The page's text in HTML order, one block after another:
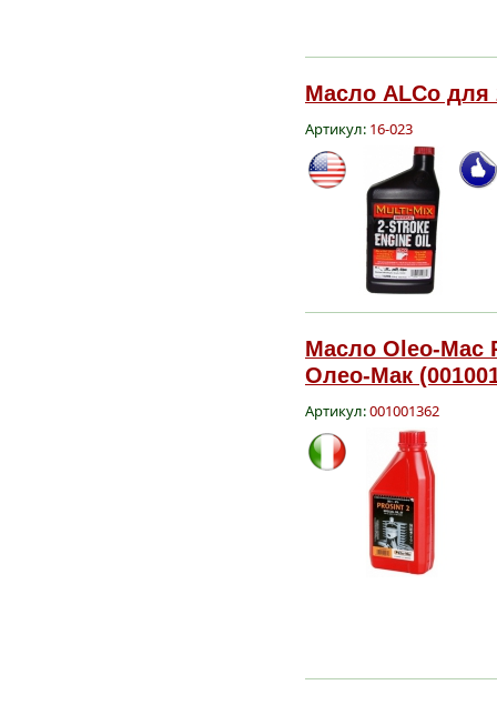
Масло ALCo для
Артикул: 16-023
Масло Oleo-Mac
Олео-Мак
Артикул:001001362